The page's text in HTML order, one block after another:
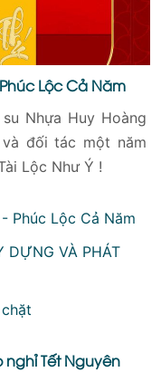
Lộc Cả Năm
Nhựa Huy Hoàng
và đối tác một năm
Lộc Như Ý !
Phúc Lộc Cả Năm
DỰNG VÀ PHÁT
nghỉ Tết Nguyên